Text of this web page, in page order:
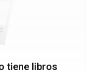
tiene libros